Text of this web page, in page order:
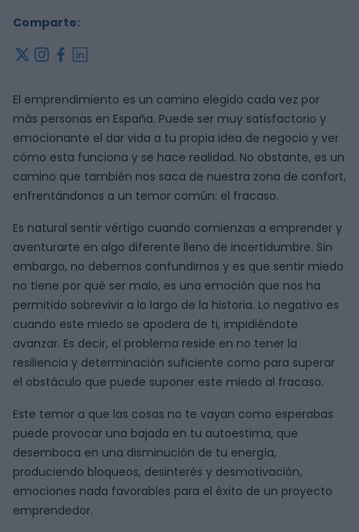
Comparte:
x instagram
facebook
El emprendimiento es un camino elegido cada vez por
más personas en España. Puede ser muy satisfactorio y
emocionante el dar vida a tu propia idea de negocio y ver
cómo esta funciona y se hace realidad. No obstante, es un
camino que también nos saca de nuestra zona de confort,
enfrentándonos a un temor común: el fracaso.
Es natural sentir vértigo cuando comienzas a emprender y
aventurarte en algo diferente lleno de incertidumbre. Sin
embargo, no debemos confundirnos y es que sentir miedo
no tiene por qué ser malo, es una emoción que nos ha
permitido sobrevivir a lo largo de la historia. Lo negativo es
cuando este miedo se apodera de ti, impidiéndote
avanzar. Es decir, el problema reside en no tener la
resiliencia y determinación suficiente como para superar
el obstáculo que puede suponer este miedo al fracaso.
Este temor a que las cosas no te vayan como esperabas
puede provocar una bajada en tu autoestima, que
desemboca en una disminución de tu energía,
produciendo bloqueos, desinterés y desmotivación,
emociones nada favorables para el éxito de un proyecto
emprendedor.